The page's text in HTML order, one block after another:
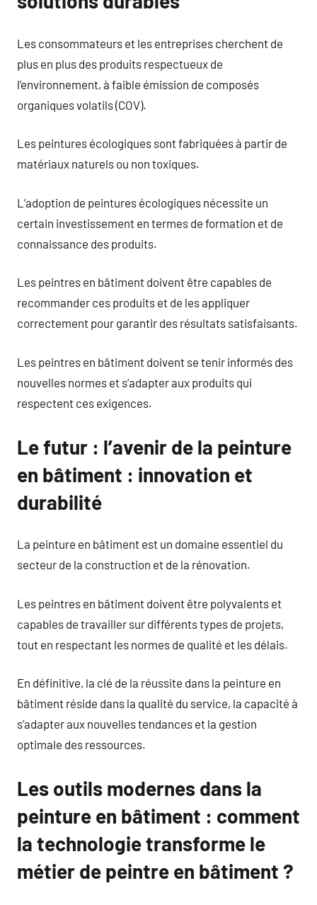
Les consommateurs et les entreprises cherchent de
plus en plus des produits respectueux de
l’environnement, à faible émission de composés
organiques volatils (COV).
Les peintures écologiques sont fabriquées à partir de
matériaux naturels ou non toxiques.
L’adoption de peintures écologiques nécessite un
certain investissement en termes de formation et de
connaissance des produits.
Les peintres en bâtiment doivent être capables de
recommander ces produits et de les appliquer
correctement pour garantir des résultats satisfaisants.
Les peintres en bâtiment doivent se tenir informés des
nouvelles normes et s’adapter aux produits qui
respectent ces exigences.
Le futur : l’avenir de la peinture
en bâtiment : innovation et
durabilité
La peinture en bâtiment est un domaine essentiel du
secteur de la construction et de la rénovation.
Les peintres en bâtiment doivent être polyvalents et
capables de travailler sur différents types de projets,
tout en respectant les normes de qualité et les délais.
En définitive, la clé de la réussite dans la peinture en
bâtiment réside dans la qualité du service, la capacité à
s’adapter aux nouvelles tendances et la gestion
optimale des ressources.
Les outils modernes dans la
peinture en bâtiment : comment
la technologie transforme le
métier de peintre en bâtiment ?